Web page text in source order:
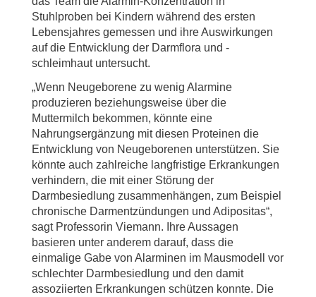
Stuhlproben bei Kindern während des ersten
Lebensjahres gemessen und ihre Auswirkungen
auf die Entwicklung der Darmflora und -
schleimhaut untersucht.
„Wenn Neugeborene zu wenig Alarmine
produzieren beziehungsweise über die
Muttermilch bekommen, könnte eine
Nahrungsergänzung mit diesen Proteinen die
Entwicklung von Neugeborenen unterstützen. Sie
könnte auch zahlreiche langfristige Erkrankungen
verhindern, die mit einer Störung der
Darmbesiedlung zusammenhängen, zum Beispiel
chronische Darmentzündungen und Adipositas“,
sagt Professorin Viemann. Ihre Aussagen
basieren unter anderem darauf, dass die
einmalige Gabe von Alarminen im Mausmodell vor
schlechter Darmbesiedlung und den damit
assoziierten Erkrankungen schützen konnte. Die